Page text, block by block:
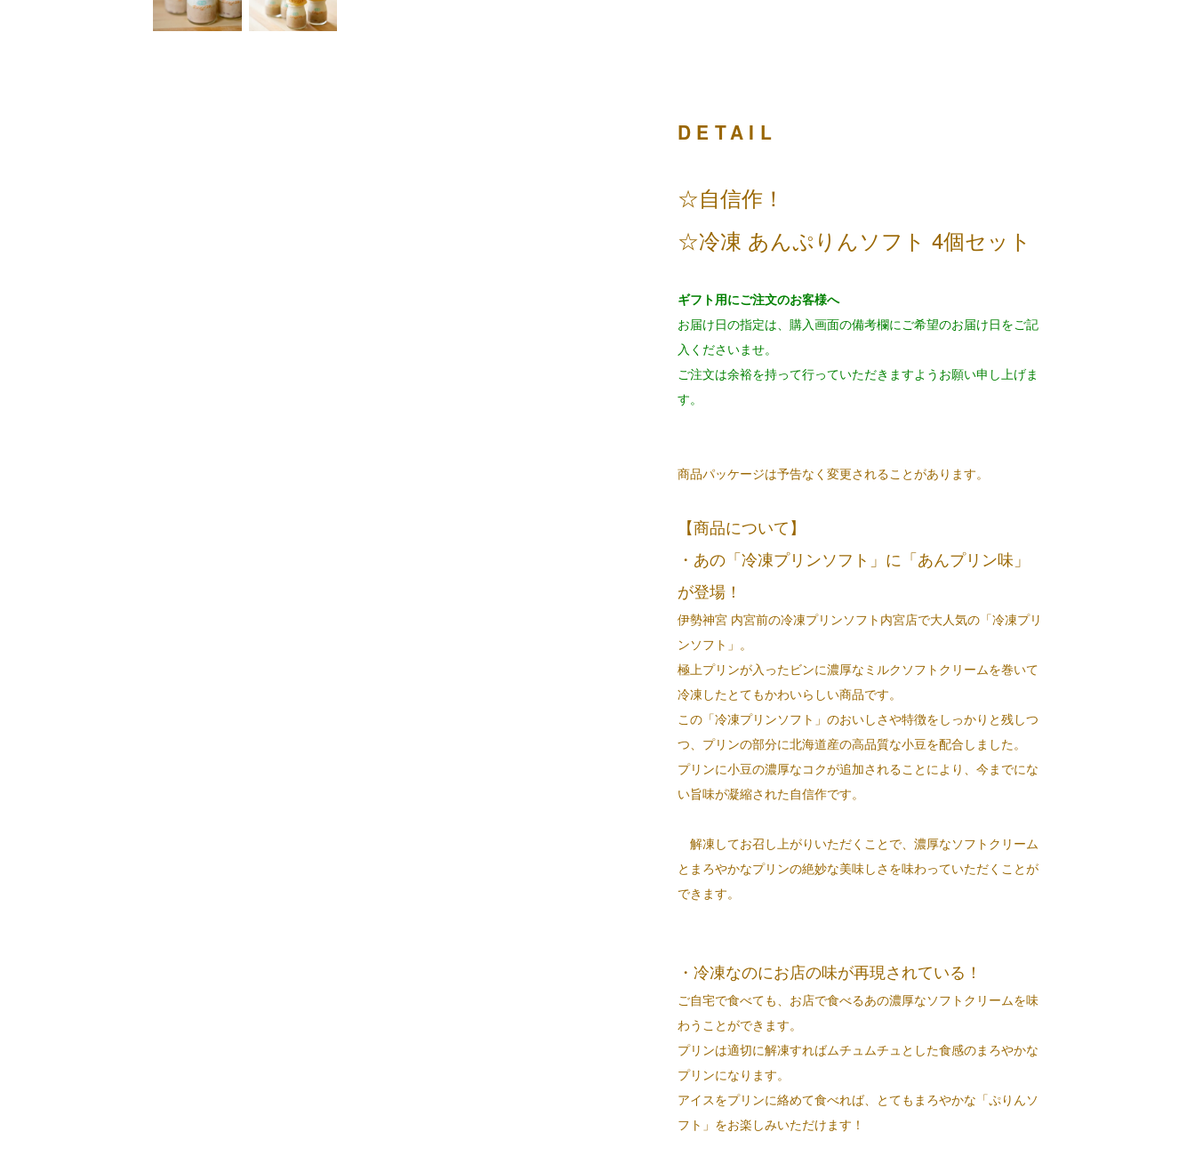
DETAIL
☆自信作！
☆冷凍 あんぷりんソフト 4個セット
ギフト用にご注文のお客様へ
お届け日の指定は、購入画面の備考欄にご希望のお届け日をご記
入くださいませ。
ご注文は余裕を持って行っていただきますようお願い申し上げま
す。
商品パッケージは予告なく変更されることがあります。
【商品について】
・あの「冷凍プリンソフト」に「あんプリン味」
が登場！
伊勢神宮 内宮前の冷凍プリンソフト内宮店で大人気の「冷凍プリ
ンソフト」。
極上プリンが入ったビンに濃厚なミルクソフトクリームを巻いて
冷凍したとてもかわいらしい商品です。
この「冷凍プリンソフト」のおいしさや特徴をしっかりと残しつ
つ、プリンの部分に北海道産の高品質な小豆を配合しました。
プリンに小豆の濃厚なコクが追加されることにより、今までにな
い旨味が凝縮された自信作です。
解凍してお召し上がりいただくことで、濃厚なソフトクリーム
とまろやかなプリンの絶妙な美味しさを味わっていただくことが
できます。
・冷凍なのにお店の味が再現されている！
ご自宅で食べても、お店で食べるあの濃厚なソフトクリームを味
わうことができます。
プリンは適切に解凍すればムチュムチュとした食感のまろやかな
プリンになります。
アイスをプリンに絡めて食べれば、とてもまろやかな「ぷりんソ
フト」をお楽しみいただけます！